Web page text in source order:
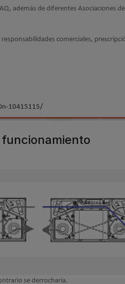
además de diferentes Asociaciones de
comerciales,
10415115/
se derrocharía.